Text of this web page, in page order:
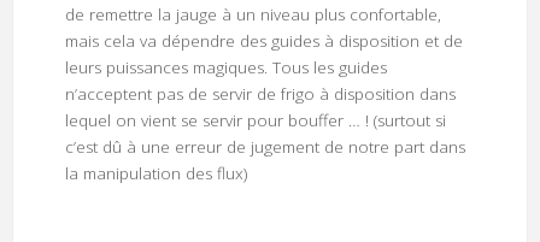
de remettre la jauge à un niveau plus confortable,
mais cela va dépendre des guides à disposition et de
leurs puissances magiques. Tous les guides
n’acceptent pas de servir de frigo à disposition dans
lequel on vient se servir pour bouffer … ! (surtout si
c’est dû à une erreur de jugement de notre part dans
la manipulation des flux)